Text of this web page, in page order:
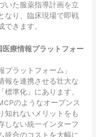
いた服薬指導計画を立
なり、臨床現場で即戦
きます。
療情報プラットフォー
ラットフォーム」
報を連携させる壮大な
準化」にあります。
のようなオープンス
知れないメリットをも
しない統一インターフ
統合のコストを大幅に